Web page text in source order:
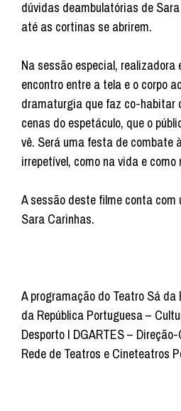
dúvidas deambulatórias de
até as cortinas se abrirem.
Na sessão especial, realizadora
encontro entre a tela e o corpo
dramaturgia que faz co-habitar
cenas do espetáculo, que o
vê. Será uma festa de combate
irrepetível, como na vida e como
A sessão deste filme conta com
Sara Carinhas.
A programação do Teatro Sá
da República Portuguesa –
Desporto I DGARTES –
Rede de Teatros e Cineteatros